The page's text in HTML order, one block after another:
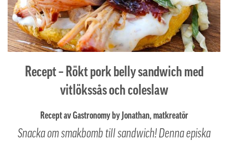
Recept – Rökt pork belly sandwich med
vitlökssås och coleslaw
Recept av Gastronomy by Jonathan, matkreatör
Snacka om smakbomb till sandwich! Denna episka